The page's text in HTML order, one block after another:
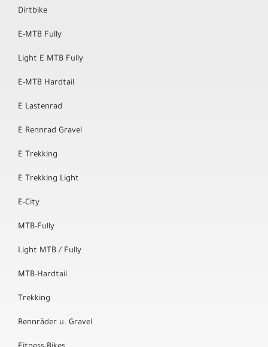
Dirtbike
E-MTB Fully
Light E MTB Fully
E-MTB Hardtail
E Lastenrad
E Rennrad Gravel
E Trekking
E Trekking Light
E-City
MTB-Fully
Light MTB / Fully
MTB-Hardtail
Trekking
Rennräder u. Gravel